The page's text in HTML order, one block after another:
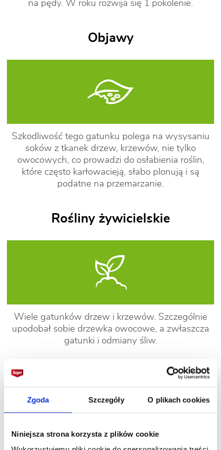
Zgoda Szczegóły O plikach cookies
Niniejsza strona korzysta z plików cookie
na pędy. W roku rozwija się 1 pokolenie.
Objawy
Szkodliwość tego gatunku polega na wysysaniu
soków z tkanek drzew, krzewów, nie tylko
owocowych, co prowadzi do osłabienia roślin,
które często karłowacieją, słabo plonują i są
podatne na przemarzanie.
Rośliny żywicielskie
Wiele gatunków drzew i krzewów. Szczególnie
upodobał sobie drzewka owocowe, a zwłaszcza
gatunki i odmiany śliw.
Sposoby zwalczania